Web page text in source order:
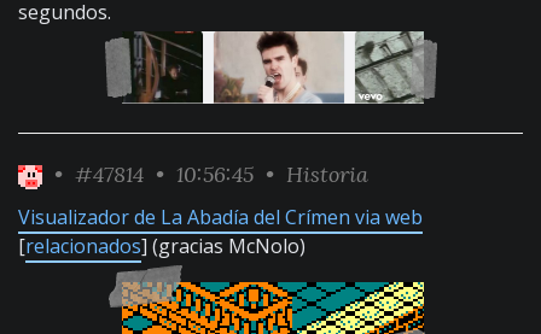
segundos.
• #47814 • 10:56:45 • Historia
Visualizador de La Abadía del Crímen via web
[relacionados] (gracias McNolo)